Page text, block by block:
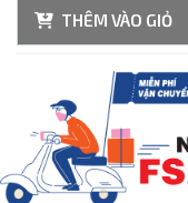
THÊM VÀO GIỎ